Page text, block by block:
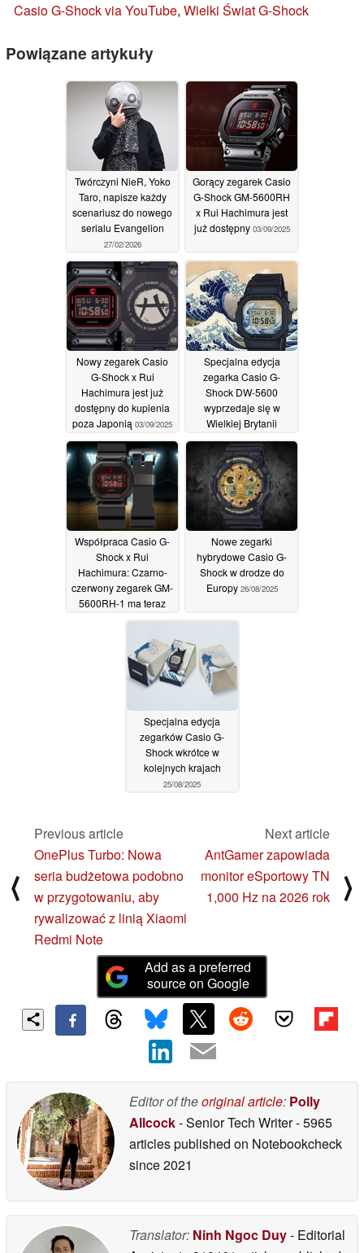
Casio G-Shock via YouTube, Wielki Świat G-Shock
Powiązane artykuły
Twórczyni NieR, Yoko
Taro, napisze każdy
scenariusz do nowego
serialu Evangelion
27/02/2026
Gorący zegarek Casio
G-Shock GM-5600RH
x Rui Hachimura jest
już dostępny 03/09/2025
Nowy zegarek Casio
G-Shock x Rui
Hachimura jest już
dostępny do kupienia
poza Japonią 03/09/2025
Specjalna edycja
zegarka Casio G-
Shock DW-5600
wyprzedaje się w
Wielkiej Brytanii
28/08/2025
Współpraca Casio G-
Shock x Rui
Hachimura: Czarno-
czerwony zegarek GM-
5600RH-1 ma teraz
nowy harmonogram
Nowe zegarki
hybrydowe Casio G-
Shock w drodze do
Europy 26/08/2025
Specjalna edycja
zegarków Casio G-
Shock wkrótce w
kolejnych krajach
25/08/2025
⟨
Previous article
OnePlus Turbo: Nowa
seria budżetowa podobno
w przygotowaniu, aby
rywalizować z linią Xiaomi
Redmi Note
Next article
AntGamer zapowiada
monitor eSportowy TN
1,000 Hz na 2026 rok
⟩
Add as a preferred
source on Google
Editor of theoriginal article: Polly
Allcock- Senior Tech Writer- 5965
articles published on Notebookcheck
since 2021
Translator: Ninh Ngoc Duy- Editorial